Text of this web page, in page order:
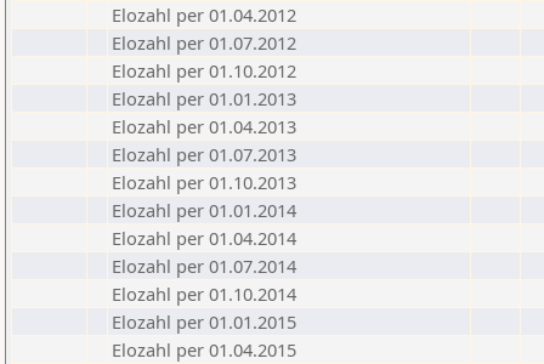
Elozahl per 01.04.2012
Elozahl per 01.07.2012
Elozahl per 01.10.2012
Elozahl per 01.01.2013
Elozahl per 01.04.2013
Elozahl per 01.07.2013
Elozahl per 01.10.2013
Elozahl per 01.01.2014
Elozahl per 01.04.2014
Elozahl per 01.07.2014
Elozahl per 01.10.2014
Elozahl per 01.01.2015
Elozahl per 01.04.2015